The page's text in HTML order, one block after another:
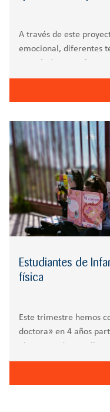
A través de este
emocional, diferentes
sentidos. Este curso
Estudiantes de
física
Este trimestre hemos
doctora» en 4 años
cuidados de la salud